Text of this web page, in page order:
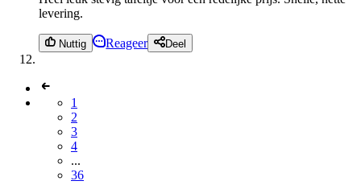
levering.
Nuttig Reageer Deel
1
2
3
4
...
36